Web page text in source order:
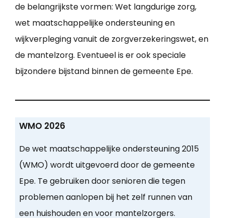
de belangrijkste vormen: Wet langdurige zorg,
wet maatschappelijke ondersteuning en
wijkverpleging vanuit de zorgverzekeringswet, en
de mantelzorg. Eventueel is er ook speciale
bijzondere bijstand binnen de gemeente Epe.
WMO 2026
De wet maatschappelijke ondersteuning 2015
(WMO) wordt uitgevoerd door de gemeente
Epe. Te gebruiken door senioren die tegen
problemen aanlopen bij het zelf runnen van
een huishouden en voor mantelzorgers.